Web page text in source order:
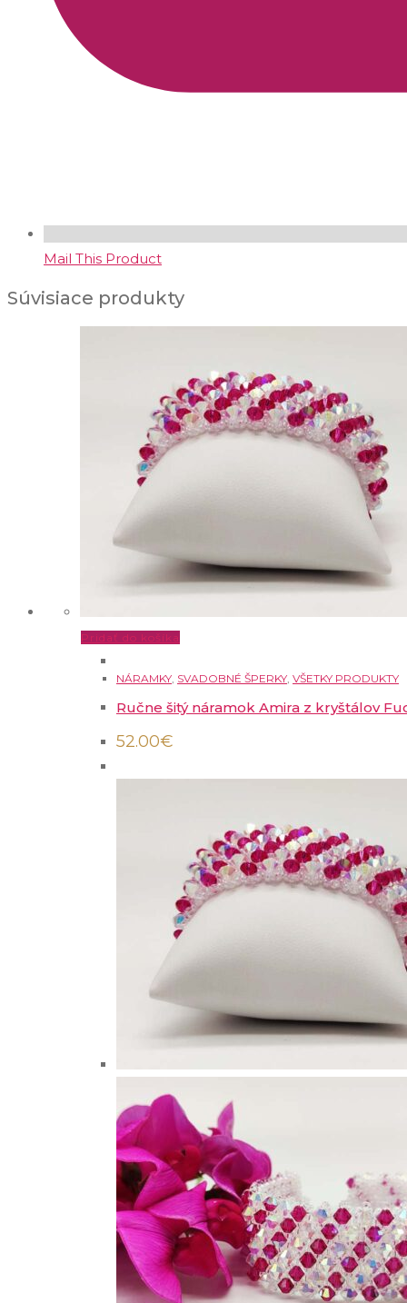
Mail This Product
Súvisiace produkty
Pridať do košíka
NÁRAMKY SVADOBNÉ ŠPERKY VŠETKY PRODUKTY
Ručne šitý náramok Amira z kryštálov
52.00€